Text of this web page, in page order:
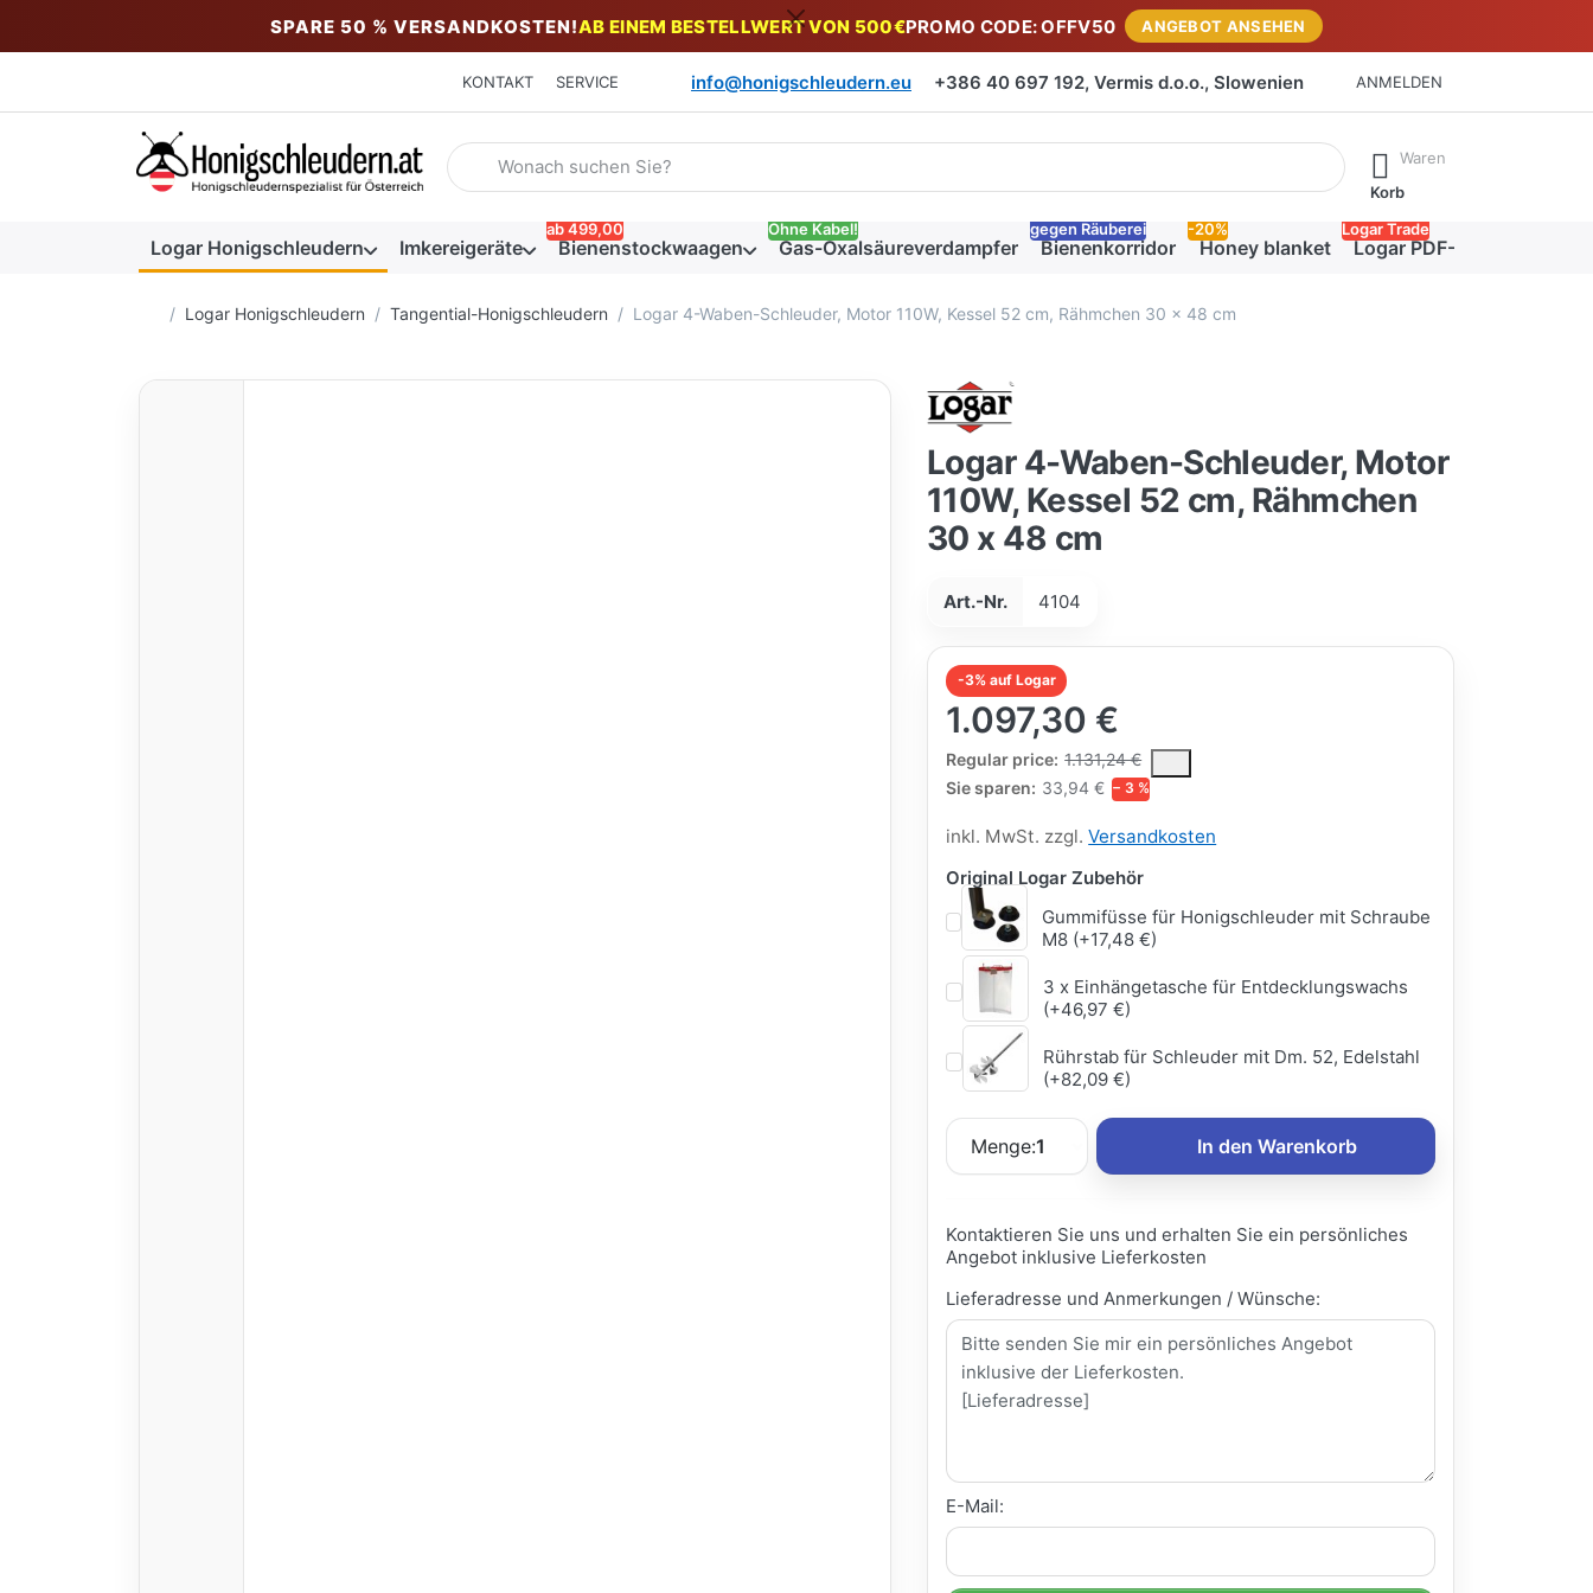
SPARE 50 % VERSANDKOSTEN!AB EINEM BESTELLWERT VON 500€PROMO CODE: OFFV50 ANGEBOT ANSEHEN
KONTAKT SERVICE info@honigschleudern.eu +386 40 697 192, Vermis d.o.o., Slowenien ANMELDEN
Geben Sie einen Suchbegriff ein. Während Sie tippen, erscheinen automatisch erste Ergebnisse. Drücken Sie die Eingabetaste, um alle
Waren
Korb
Logar Honigschleudern Imkereigeräte Bienenstockwaagen
ab 499,00
Gas-Oxalsäureverdampfer
Ohne Kabel!
Bienenkorridor
gegen Räuberei
Honey blanket
-20%
Logar PDF-Katalog
Logar Trade
Startseite
Logar Honigschleudern Tangential-Honigschleudern Logar 4-Waben-Schleuder, Motor 110W, Kessel 52 cm, Rähmchen 30 x 48 cm
Logar 4-Waben-Schleuder, Motor
110W, Kessel 52 cm, Rähmchen
30 x 48 cm
Art.-Nr. 4104
-3% auf Logar
1.097,30 €
Regular price: 1.131,24 €
The Regular Price is the median selling price paid by customers for a product,
Sie sparen: 33,94 € − 3 %
inkl. MwSt. zzgl.Versandkosten
Original Logar Zubehör
Gummifüsse für Honigschleuder mit Schraube
M8 (+17,48 €)
3 x Einhängetasche für Entdecklungswachs
(+46,97 €)
Rührstab für Schleuder mit Dm. 52, Edelstahl
(+82,09 €)
Menge:1 In den Warenkorb
Kontaktieren Sie uns und erhalten Sie ein persönliches
Angebot inklusive Lieferkosten
Lieferadresse und Anmerkungen / Wünsche:
E-Mail: